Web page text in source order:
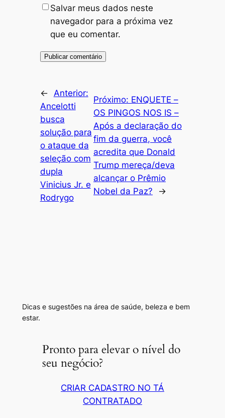
Salvar meus dados neste
navegador para a próxima vez
que eu comentar.
←
Anterior:
Ancelotti
busca
solução para
o ataque da
seleção com
dupla
Vinicius Jr. e
Rodrygo
Próximo: ENQUETE –
OS PINGOS NOS IS –
Após a declaração do
fim da guerra, você
acredita que Donald
Trump mereça/deva
alcançar o Prêmio
Nobel da Paz?
→
Dicas e sugestões na área de saúde, beleza e bem
estar.
Pronto para elevar o nível do
seu negócio?
CRIAR CADASTRO NO TÁ
CONTRATADO